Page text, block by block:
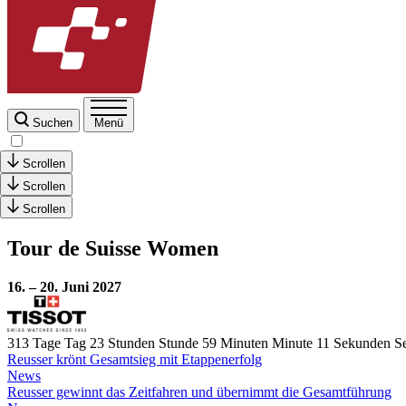
Suchen Menü
Scrollen
Scrollen
Scrollen
Tour de Suisse Women
16. – 20. Juni 2027
313 Tage Tag 23 Stunden Stunde 59 Minuten Minute 10 Sekunden
Reusser krönt Gesamtsieg mit Etappenerfolg
News
Reusser gewinnt das Zeitfahren und übernimmt die Gesamtführung